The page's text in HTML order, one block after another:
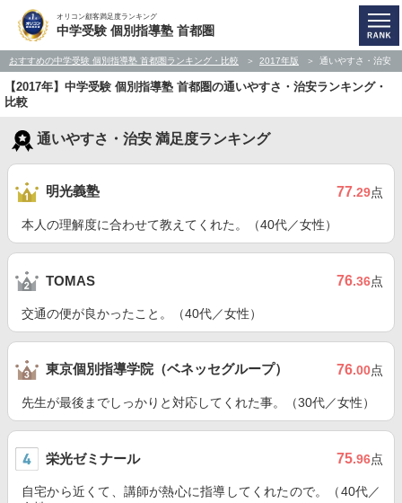
オリコン顧客満足度ランキング
中学受験 個別指導塾 首都圏
おすすめの中学受験 個別指導塾 首都圏ランキング・比較 2017年版 通いやすさ・治安
【2017年】中学受験 個別指導塾 首都圏の通いやすさ・治安ランキング・
比較
通いやすさ・治安 満足度ランキング
明光義塾 77.29点
本人の理解度に合わせて教えてくれた。（40代／女性）
TOMAS 76.36点
交通の便が良かったこと。（40代／女性）
東京個別指導学院（ベネッセグループ） 76.00点
先生が最後までしっかりと対応してくれた事。（30代／女性）
栄光ゼミナール 75.96点
自宅から近くて、講師が熱心に指導してくれたので。（40代／